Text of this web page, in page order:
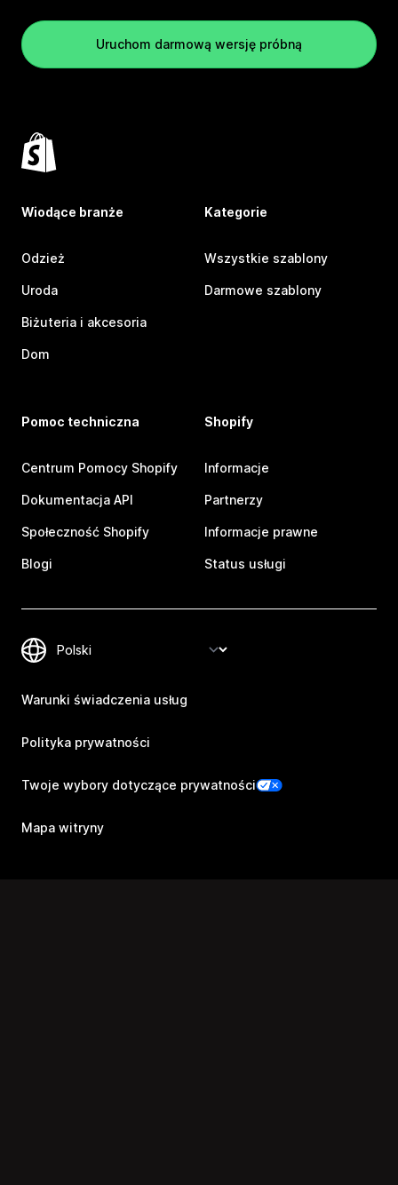
Uruchom darmową wersję próbną
Wiodące branże
Odzież
Uroda
Biżuteria i akcesoria
Dom
Kategorie
Wszystkie szablony
Darmowe szablony
Pomoc techniczna
Centrum Pomocy Shopify
Dokumentacja API
Społeczność Shopify
Blogi
Shopify
Informacje
Partnerzy
Informacje prawne
Status usługi
Warunki świadczenia usług
Polityka prywatności
Twoje wybory dotyczące prywatności
Mapa witryny